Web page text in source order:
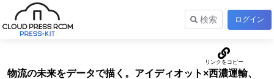
検索 ログイン
物流の未来をデータで描く。アイディオット×西濃運輸、